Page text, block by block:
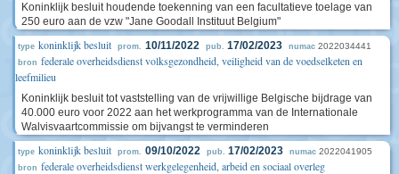
Koninklijk besluit houdende toekenning van een facultatieve toelage van
250 euro aan de vzw "Jane Goodall Instituut Belgium"
type koninklijk besluit prom. 10/11/2022 pub. 17/02/2023 numac 2022034441
bron federale overheidsdienst volksgezondheid, veiligheid van de voedselketen en
leefmilieu
Koninklijk besluit tot vaststelling van de vrijwillige Belgische bijdrage van
40.000 euro voor 2022 aan het werkprogramma van de Internationale
Walvisvaartcommissie om bijvangst te verminderen
type koninklijk besluit prom. 09/10/2022 pub. 17/02/2023 numac 2022041905
bron federale overheidsdienst werkgelegenheid, arbeid en sociaal overleg